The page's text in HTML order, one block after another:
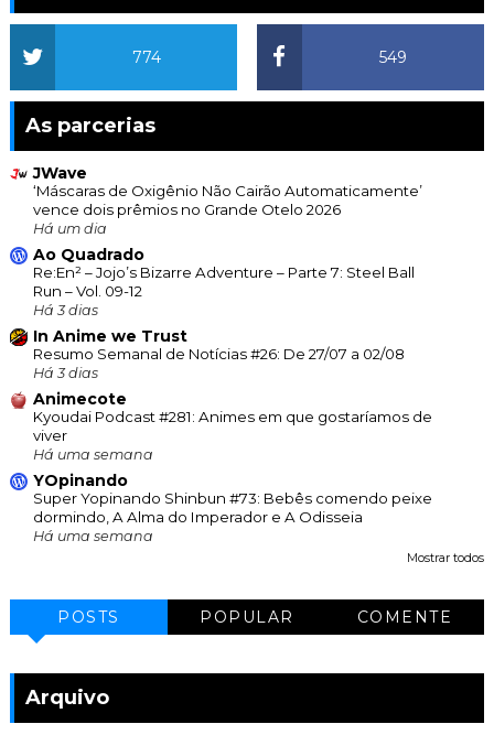
549
774
As parcerias
JWave
‘Máscaras de Oxigênio Não Cairão Automaticamente’
vence dois prêmios no Grande Otelo 2026
Há um dia
Ao Quadrado
Re:En² – Jojo’s Bizarre Adventure – Parte 7: Steel Ball
Run – Vol. 09-12
Há 3 dias
In Anime we Trust
Resumo Semanal de Notícias #26: De 27/07 a 02/08
Há 3 dias
Animecote
Kyoudai Podcast #281: Animes em que gostaríamos de
viver
Há uma semana
YOpinando
Super Yopinando Shinbun #73: Bebês comendo peixe
dormindo, A Alma do Imperador e A Odisseia
Há uma semana
Mostrar todos
POSTS POPULAR COMENTE
Arquivo